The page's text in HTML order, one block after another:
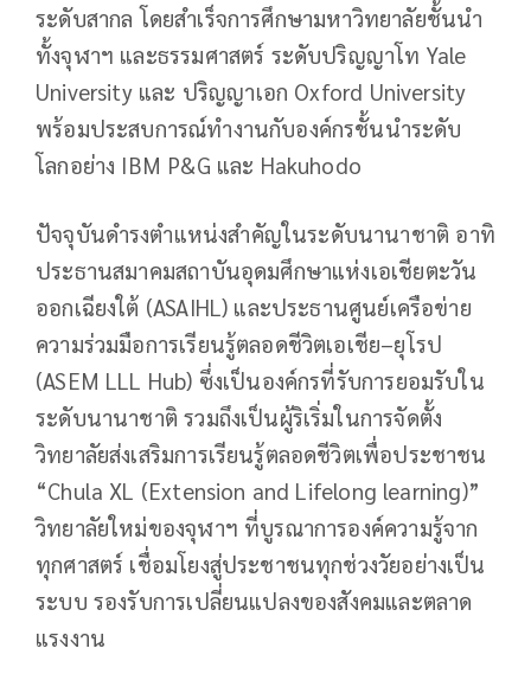
ระดับสากล โดยสำเร็จการศึกษามหาวิทยาลัยชั้นนำ
ทั้งจุฬาฯ และธรรมศาสตร์ ระดับปริญญาโท Yale
University และ ปริญญาเอก Oxford University
พร้อมประสบการณ์ทำงานกับองค์กรชั้นนำระดับ
โลกอย่าง IBM P&G และ Hakuhodo
ปัจจุบันดำรงตำแหน่งสำคัญในระดับนานาชาติ อาทิ
ประธานสมาคมสถาบันอุดมศึกษาแห่งเอเชียตะวัน
ออกเฉียงใต้ (ASAIHL) และประธานศูนย์เครือข่าย
ความร่วมมือการเรียนรู้ตลอดชีวิตเอเชีย–ยุโรป
(ASEM LLL Hub) ซึ่งเป็นองค์กรที่รับการยอมรับใน
ระดับนานาชาติ รวมถึงเป็นผู้ริเริ่มในการจัดตั้ง
วิทยาลัยส่งเสริมการเรียนรู้ตลอดชีวิตเพื่อประชาชน
“Chula XL (Extension and Lifelong learning)”
วิทยาลัยใหม่ของจุฬาฯ ที่บูรณาการองค์ความรู้จาก
ทุกศาสตร์ เชื่อมโยงสู่ประชาชนทุกช่วงวัยอย่างเป็น
ระบบ รองรับการเปลี่ยนแปลงของสังคมและตลาด
แรงงาน